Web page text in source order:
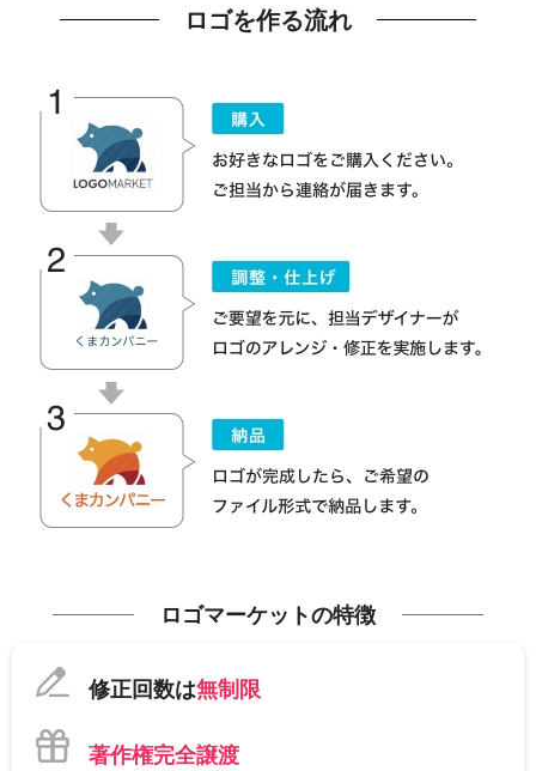
ロゴを作る流れ
ロゴマーケットの特徴
修正回数は無制限
著作権完全譲渡